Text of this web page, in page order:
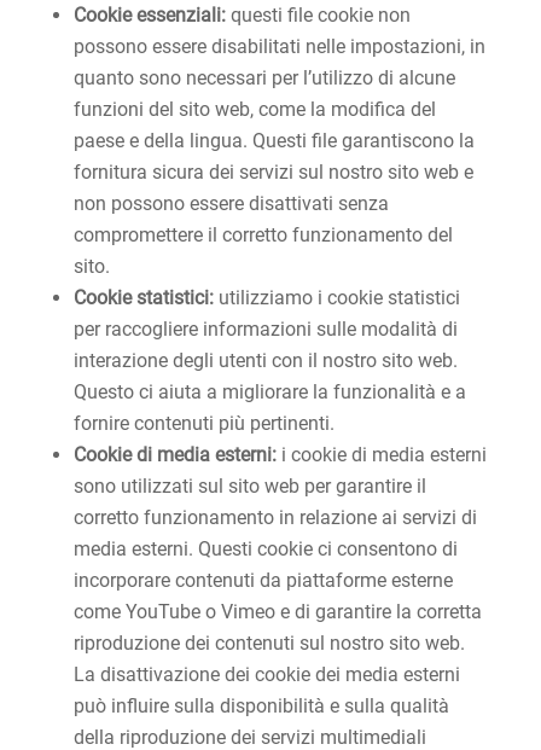
Cookie essenziali:questi file cookie non
possono essere disabilitati nelle impostazioni, in
quanto sono necessari per l’utilizzo di alcune
funzioni del sito web, come la modifica del
paese e della lingua. Questi file garantiscono la
fornitura sicura dei servizi sul nostro sito web e
non possono essere disattivati senza
compromettere il corretto funzionamento del
sito.
Cookie statistici:utilizziamo i cookie statistici
per raccogliere informazioni sulle modalità di
interazione degli utenti con il nostro sito web.
Questo ci aiuta a migliorare la funzionalità e a
fornire contenuti più pertinenti.
Cookie di media esterni:i cookie di media esterni
sono utilizzati sul sito web per garantire il
corretto funzionamento in relazione ai servizi di
media esterni. Questi cookie ci consentono di
incorporare contenuti da piattaforme esterne
come YouTube o Vimeo e di garantire la corretta
riproduzione dei contenuti sul nostro sito web.
La disattivazione dei cookie dei media esterni
può influire sulla disponibilità e sulla qualità
della riproduzione dei servizi multimediali